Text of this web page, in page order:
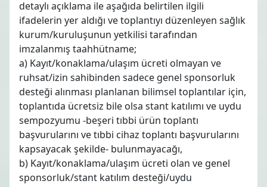
detaylı açıklama ile aşağıda belirtilen ilgili
ifadelerin yer aldığı ve toplantıyı düzenleyen sağlık
kurum/kuruluşunun yetkilisi tarafından
imzalanmış taahhütname;
a) Kayıt/konaklama/ulaşım ücreti olmayan ve
ruhsat/izin sahibinden sadece genel sponsorluk
desteği alınması planlanan bilimsel toplantılar için,
toplantıda ücretsiz bile olsa stant katılımı ve uydu
sempozyumu -beşeri tıbbi ürün toplantı
başvurularını ve tıbbi cihaz toplantı başvurularını
kapsayacak şekilde- bulunmayacağı,
b) Kayıt/konaklama/ulaşım ücreti olan ve genel
sponsorluk/stant katılım desteği/uydu